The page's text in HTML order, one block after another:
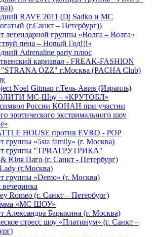
RAVE 2011 (Dj Sadko и MC
(г.Санкт – Петербург))
легендарной группы «Волга – Волга»
пена – Новый Год!!!»
Adrenaline party плюс
карнавал - FREAK-FASHION
OZZ" г.Москва (PACHA Club)
Noel Gitman г.Тель-Авив (Израиль)
МС-Шоу – «КРУТОБЛ»
России КОНАН при участии
эротического экстримального шоу
HOUSE против EVRO - POP
группы «5sta family» (г. Москва)
группы "ТРИАГРУТРИКА"
Юля Паго (г. Санкт - Петербург)
(г.Москва)
группы «Demo» (г. Москва)
Romeo (г. Санкт – Петербург)
«МС ШОУ»
Александра Барыкина (г. Москва)
стресс шоу «Платинум» (г. Санкт –